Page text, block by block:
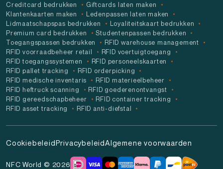
Creditcard bedrukken
Giftcards laten maken
Klantenkaarten maken
Ledenpassen laten maken
Lidmaatschapspas bedrukken
Loyaliteitskaart bedrukken
Premium card bedrukken
Studentenpassen bedrukken
Toegangspassen bedrukken
RFID warehouse management
RFID voorraadbeheer retail
RFID voertuigtoegang
RFID toegangssystemen
RFID personeelskaarten
RFID pallet tracking
RFID orderpicking
RFID medische inventaris
RFID materieelbeheer
RFID heftruck scanning
RFID goederenontvangst
RFID gereedschapbeheer
RFID container tracking
RFID asset tracking
RFID anti-diefstal
CookiebeleidPrivacybeleidAlgemene voorwaarden
NFC World © 2026